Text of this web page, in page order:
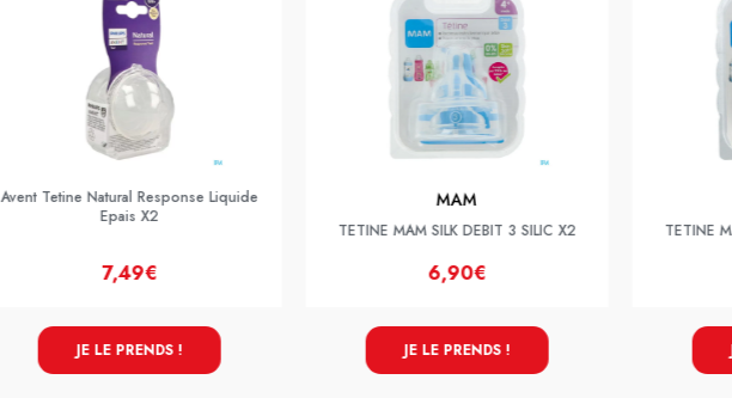
Avent Tetine Natural Response Liquide
Epais X2
7,49€
JE LE PRENDS !
MAM
TETINE MAM SILK DEBIT 3 SILIC X2
6,90€
JE LE PRENDS !
TETINE